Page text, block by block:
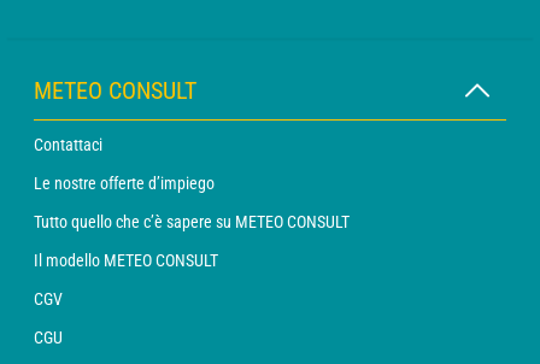
METEO CONSULT
Contattaci
Le nostre offerte d’impiego
Tutto quello che c’è sapere su METEO CONSULT
Il modello METEO CONSULT
CGV
CGU